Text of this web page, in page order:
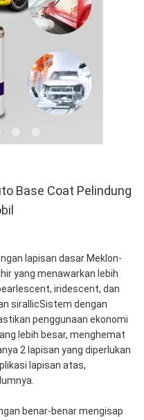
Base Coat Pelindung
lapisan dasar Meklon-
yang menawarkan lebih
iridescent, dan
sirallicSistem dengan
penggunaan ekonomi
lebih besar, menghemat
2 lapisan yang diperlukan
lapisan atas,
benar-benar mengisap